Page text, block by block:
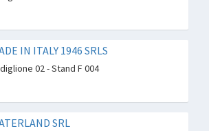
IN ITALY 1946 SRLS
02 - Stand F 004
SRL